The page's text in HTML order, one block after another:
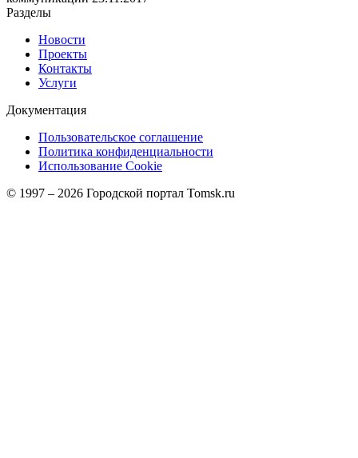
Разделы
Новости
Проекты
Контакты
Услуги
Документация
Пользовательское соглашение
Политика конфиденциальности
Использование Cookie
© 1997 – 2026 Городской портал Tomsk.ru